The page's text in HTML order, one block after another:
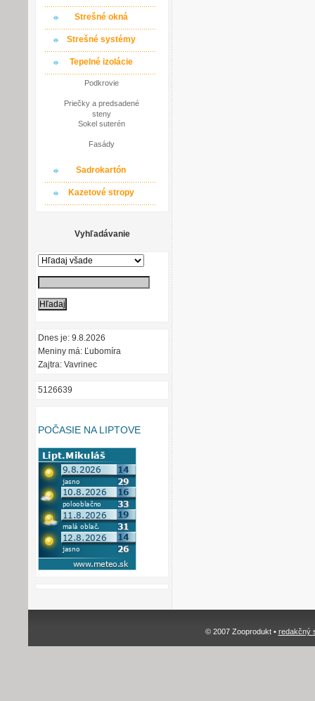
Strešné okná
Strešné systémy
Tepelné izolácie
Podkrovie
Priečky a predsadené
steny
Sokel suterén
Fasády
Sadrokartón
Kazetové stropy
Vyhľadávanie
Dnes je: 9.8.2026
Meniny má: Ľubomíra
Zajtra: Vavrinec
5126639
POČASIE NA LIPTOVE
© 2007 Zooprodukt • redakčný